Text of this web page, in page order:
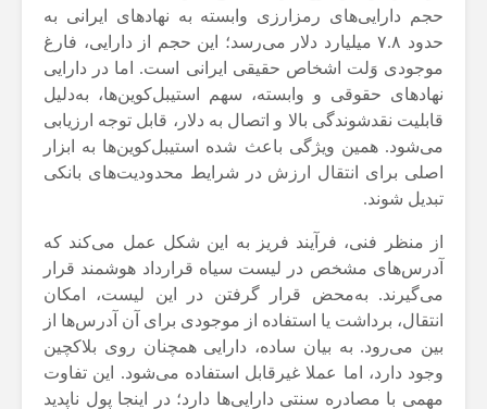
حجم دارایی‌های رمزارزی وابسته به نهادهای ایرانی به
حدود ۷.۸ میلیارد دلار می‌رسد؛ این حجم از دارایی، فارغ
موجودی وَلت اشخاص حقیقی ایرانی است. اما در دارایی
نهادهای حقوقی و وابسته، سهم استیبل‌کوین‌ها، به‌دلیل
قابلیت نقدشوندگی بالا و اتصال به دلار، قابل توجه ارزیابی
می‌شود. همین ویژگی باعث شده استیبل‌کوین‌ها به ابزار
اصلی برای انتقال ارزش در شرایط محدودیت‌های بانکی
تبدیل شوند.
از منظر فنی، فرآیند فریز به این شکل عمل می‌کند که
آدرس‌های مشخص در لیست سیاه قرارداد هوشمند قرار
می‌گیرند. به‌محض قرار گرفتن در این لیست، امکان
انتقال، برداشت یا استفاده از موجودی برای آن آدرس‌ها از
بین می‌رود. به بیان ساده، دارایی همچنان روی بلاکچین
وجود دارد، اما عملا غیرقابل استفاده می‌شود. این تفاوت
مهمی با مصادره سنتی دارایی‌ها دارد؛ در اینجا پول ناپدید